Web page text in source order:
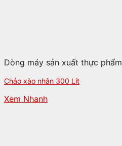
Dòng máy sản xuất thực phẩm
Chảo xào nhân 300 Lít
Xem Nhanh